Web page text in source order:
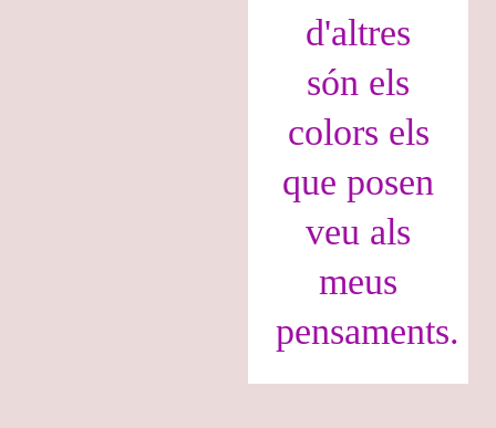
d'altres
són els
colors els
que posen
veu als
meus
pensaments.